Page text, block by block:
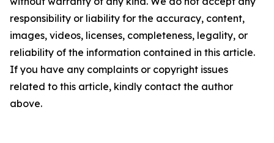
responsibility or liability for the accuracy, content,
images, videos, licenses, completeness, legality, or
reliability of the information contained in this article.
If you have any complaints or copyright issues
related to this article, kindly contact the author
above.